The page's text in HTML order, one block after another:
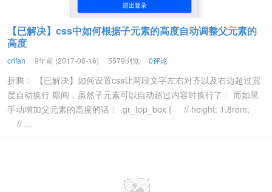
【已解决】css中如何根据子元素的高度自动调整父元素的
高度
crifan 9年前 (2017-08-16) 5579浏览 0评论
折腾： 【已解决】如何设置css让两段文字左右对齐以及右边超过宽
度自动换行 期间，虽然子元素可以自动超过内容时换行了： 而如果
手动增加父元素的高度的话： .gr_top_box { // height: 1.8rem;
// ...